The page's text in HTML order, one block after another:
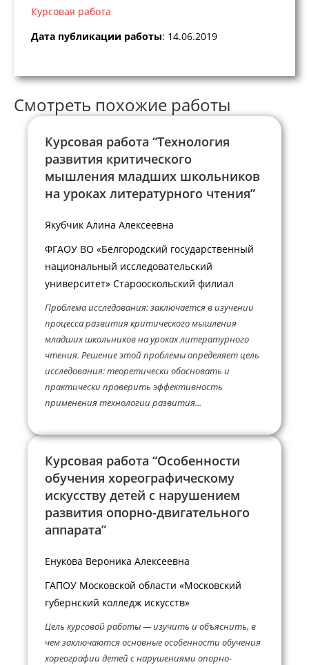
Курсовая работа
Дата публикации работы: 14.06.2019
Смотреть похожие работы
Курсовая работа “Технология
развития критического
мышления младших школьников
на уроках литературного чтения”
Якубчик Алина Алексеевна
ФГАОУ ВО «Белгородский государственный
национальный исследовательский
университет» Старооскольский филиал
Проблема исследования: заключается в изучении
процесса развития критического мышления
младших школьников на уроках литературного
чтения. Решение этой проблемы определяет цель
исследования: теоретически обосновать и
практически проверить эффективность
применения технологии развития...
Курсовая работа “Особенности
обучения хореографическому
искусству детей с нарушением
развития опорно-двигательного
аппарата”
Енукова Вероника Алексеевна
ГАПОУ Московской области «Московский
губернский колледж искусств»
Цель курсовой работы — изучить и объяснить, в
чем заключаются основные особенности обучения
хореографии детей с нарушениями опорно-